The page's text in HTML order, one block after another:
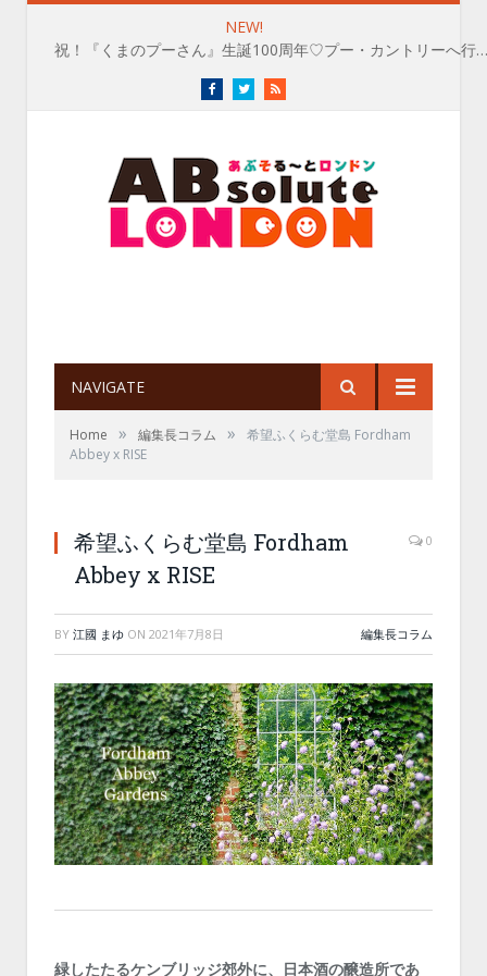
NEW!
祝！『くまのプーさん』生誕100周年♡プー・カントリーへ行こう♪
FacebookTwitterRSS
NAVIGATE
Home » 編集長コラム »
希望ふくらむ堂島 Fordham
Abbey x RISE
希望ふくらむ堂島 Fordham
Abbey x RISE
0
BY 江國 まゆ ON 2021年7月8日 編集長コラム
緑したたるケンブリッジ郊外に、日本酒の醸造所であ